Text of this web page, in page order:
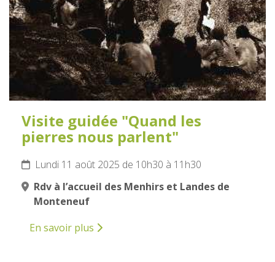
Visite guidée "Quand les
pierres nous parlent"
Lundi 11 août 2025 de 10h30 à 11h30
Rdv à l’accueil des Menhirs et Landes de
Monteneuf
En savoir plus